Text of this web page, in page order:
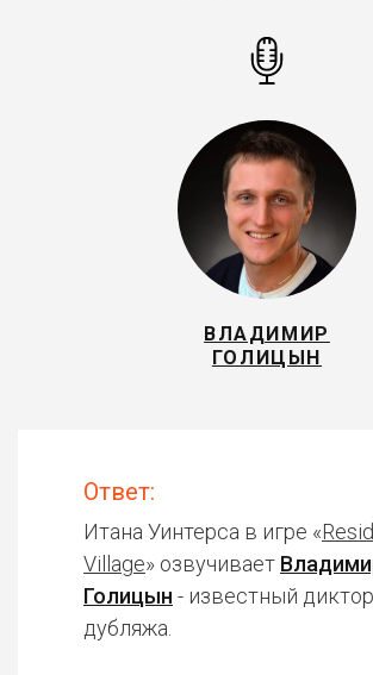
ВЛАДИМИР
ГОЛИЦЫН
Ответ:
Итана Уинтерса в игре «
Village» озвучивает
Голицын - известный
дубляжа.